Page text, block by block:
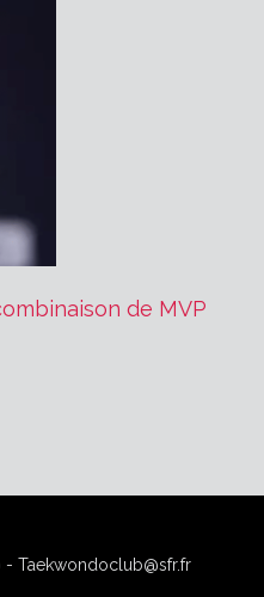
de MVP
Taekwondoclub@sfr.fr